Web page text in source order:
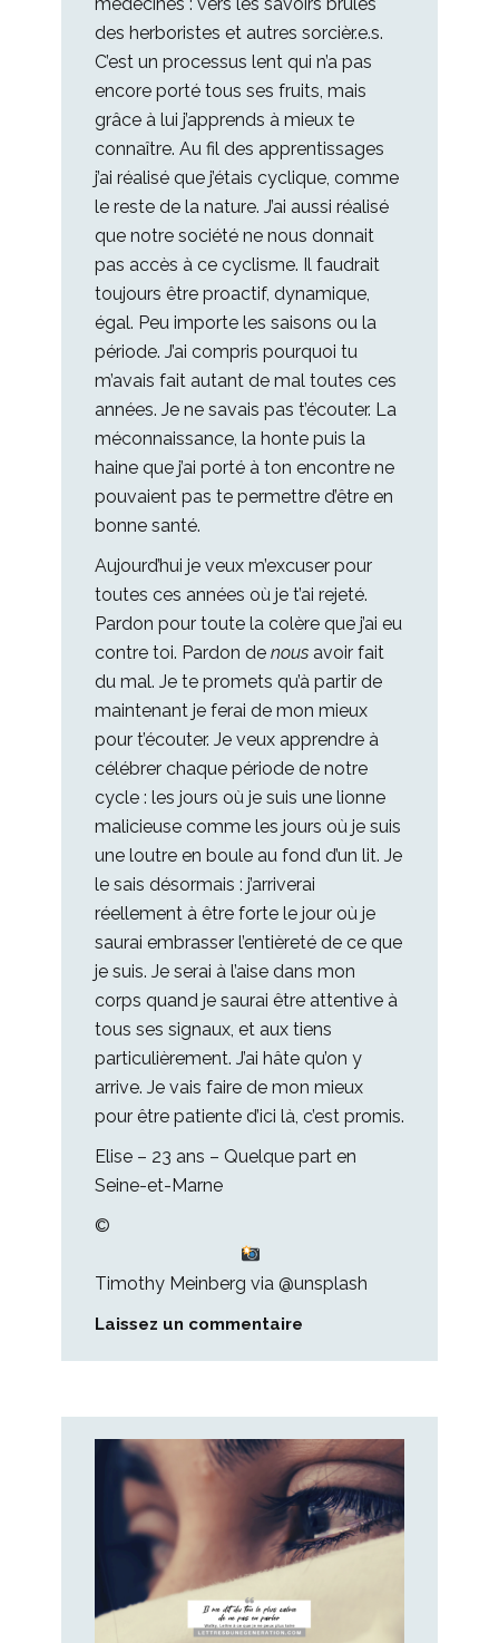
médecines : vers les savoirs brûlés
des herboristes et autres sorcièr.e.s.
C’est un processus lent qui n’a pas
encore porté tous ses fruits, mais
grâce à lui j’apprends à mieux te
connaître. Au fil des apprentissages
j’ai réalisé que j’étais cyclique, comme
le reste de la nature. J’ai aussi réalisé
que notre société ne nous donnait
pas accès à ce cyclisme. Il faudrait
toujours être proactif, dynamique,
égal. Peu importe les saisons ou la
période. J’ai compris pourquoi tu
m’avais fait autant de mal toutes ces
années. Je ne savais pas t’écouter. La
méconnaissance, la honte puis la
haine que j’ai porté à ton encontre ne
pouvaient pas te permettre d’être en
bonne santé.
Aujourd’hui je veux m’excuser pour
toutes ces années où je t’ai rejeté.
Pardon pour toute la colère que j’ai eu
contre toi. Pardon de nous avoir fait
du mal. Je te promets qu’à partir de
maintenant je ferai de mon mieux
pour t’écouter. Je veux apprendre à
célébrer chaque période de notre
cycle : les jours où je suis une lionne
malicieuse comme les jours où je suis
une loutre en boule au fond d’un lit. Je
le sais désormais : j’arriverai
réellement à être forte le jour où je
saurai embrasser l’entièreté de ce que
je suis. Je serai à l’aise dans mon
corps quand je saurai être attentive à
tous ses signaux, et aux tiens
particulièrement. J’ai hâte qu’on y
arrive. Je vais faire de mon mieux
pour être patiente d’ici là, c’est promis.
Elise – 23 ans – Quelque part en
Seine-et-Marne
©
Timothy Meinberg via @unsplash
Laissez un commentaire